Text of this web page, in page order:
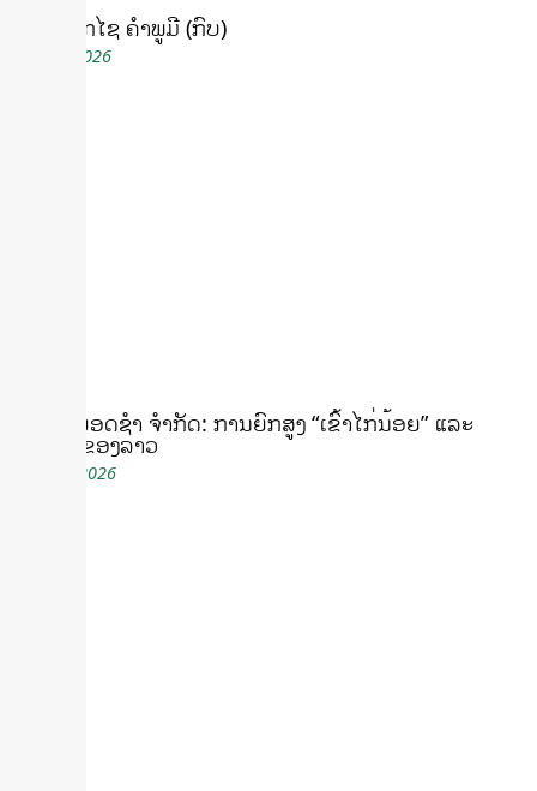
ບຸນປະສັກໄຊ ຄຳພູມີ (ກົບ)
July 15, 2026
ບໍລິສັດ ຍອດຊຳ ຈໍາກັດ: ການຍົກສູງ “ເຂົ້າໄກ່ນ້ອຍ” ແລະ
ມໍລະດົກຂອງລາວ
May 14, 2026